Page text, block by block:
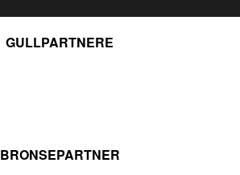
GULLPARTNERE
BRONSEPARTNER